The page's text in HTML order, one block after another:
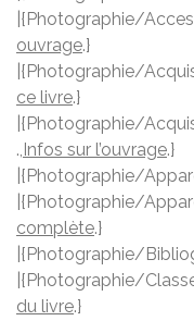
|{Photographie/
ouvrage.}
|{Photographie/
ce livre.}
|{Photographie/
., Infos sur l’ouvrage.}
|{Photographie/
|{Photographie/
complète.}
|{Photographie/
|{Photographie/
du livre.}